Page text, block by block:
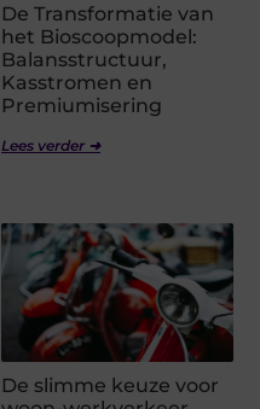
De Transformatie van
het Bioscoopmodel:
Balansstructuur,
Kasstromen en
Premiumisering
Lees verder ➜
De slimme keuze voor